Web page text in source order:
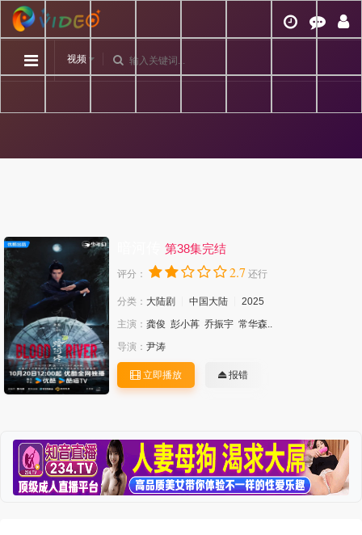
视频
第38集完结
评分： 2.7 还行
分类： 大陆剧 中国大陆
2025
主演： 龚俊 彭小苒 乔振宇 常华森..
导演： 尹涛
立即播放 报错